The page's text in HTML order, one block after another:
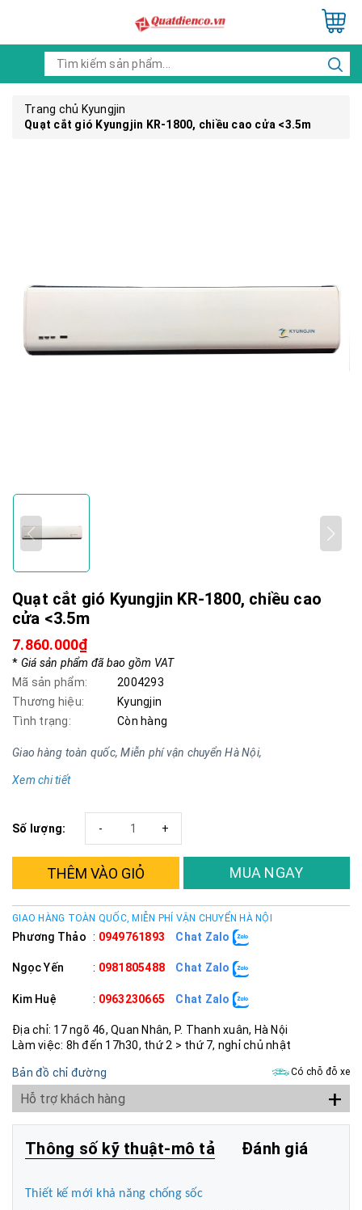
Trang chủ Kyungjin
Quạt cắt gió Kyungjin KR-1800, chiều cao cửa <3.5m
Quạt cắt gió Kyungjin KR-1800, chiều cao
cửa <3.5m
7.860.000₫
* Giá sản phẩm đã bao gồm VAT
Mã sản phẩm:
2004293
Thương hiệu:
Kyungjin
Tình trạng:
Còn hàng
Giao hàng toàn quốc, Miễn phí vận chuyển Hà Nội,
Xem chi tiết
Số lượng: +
-
THÊM VÀO GIỎ MUA NGAY
GIAO HÀNG TOÀN QUỐC, MIỄN PHÍ VẬN CHUYỂN HÀ NỘI
Phương Thảo : 0949761893 Chat Zalo
Ngọc Yến : 0981805488 Chat Zalo
Kim Huệ : 0963230665 Chat Zalo
Địa chỉ: 17 ngõ 46, Quan Nhân, P. Thanh xuân, Hà Nội
Làm việc: 8h đến 17h30, thứ 2 > thứ 7, nghỉ chủ nhật
Bản đồ chỉ đường Có chỗ đỗ xe
Hỗ trợ khách hàng +
Thông số kỹ thuật-mô tả Đánh giá
Thiết kế mới khả năng chống sốc